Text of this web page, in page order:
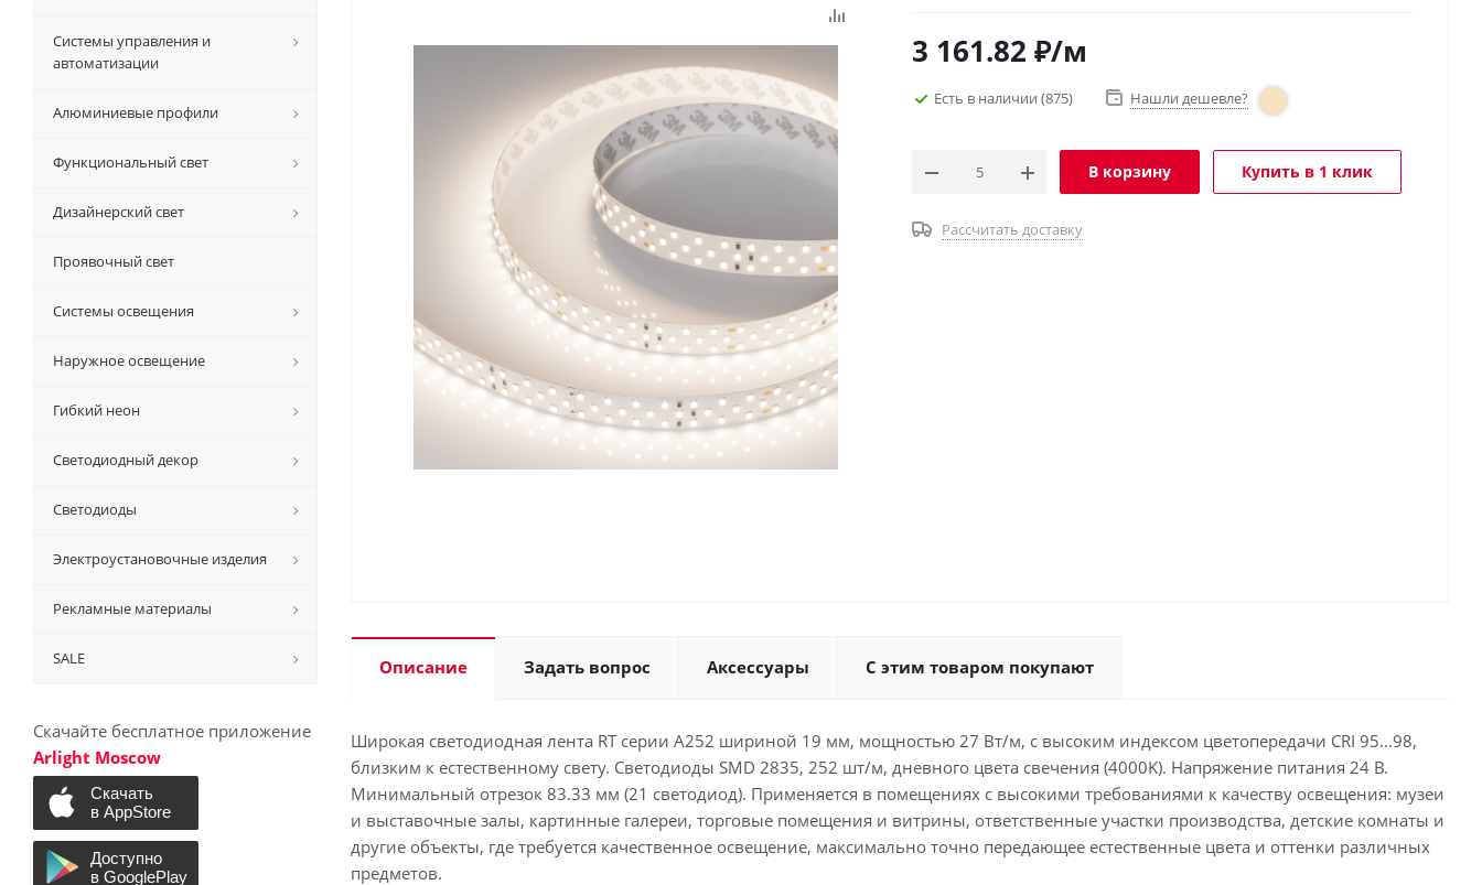
3 161.82 ₽/м
Есть в наличии (875) Нашли дешевле?
В корзину Купить в 1 клик
Рассчитать доставку
Описание Задать вопрос Аксессуары С этим товаром покупают
Широкая светодиодная лента RT серии A252 шириной 19 мм, мощностью 27 Вт/м, с высоким индексом цветопередачи CRI 95...98,
близким к естественному свету. Светодиоды SMD 2835, 252 шт/м, дневного цвета свечения (4000K). Напряжение питания 24 В.
Минимальный отрезок 83.33 мм (21 светодиод). Применяется в помещениях с высокими требованиями к качеству освещения: музеи
и выставочные залы, картинные галереи, торговые помещения и витрины, ответственные участки производства, детские комнаты и
другие объекты, где требуется качественное освещение, максимально точно передающее естественные цвета и оттенки различных
предметов.
Системы управления и
автоматизации
Алюминиевые профили
Функциональный свет
Дизайнерский свет
Проявочный свет
Системы освещения
Наружное освещение
Гибкий неон
Светодиодный декор
Светодиоды
Электроустановочные изделия
Рекламные материалы
SALE
Скачайте бесплатное приложение
Arlight Moscow